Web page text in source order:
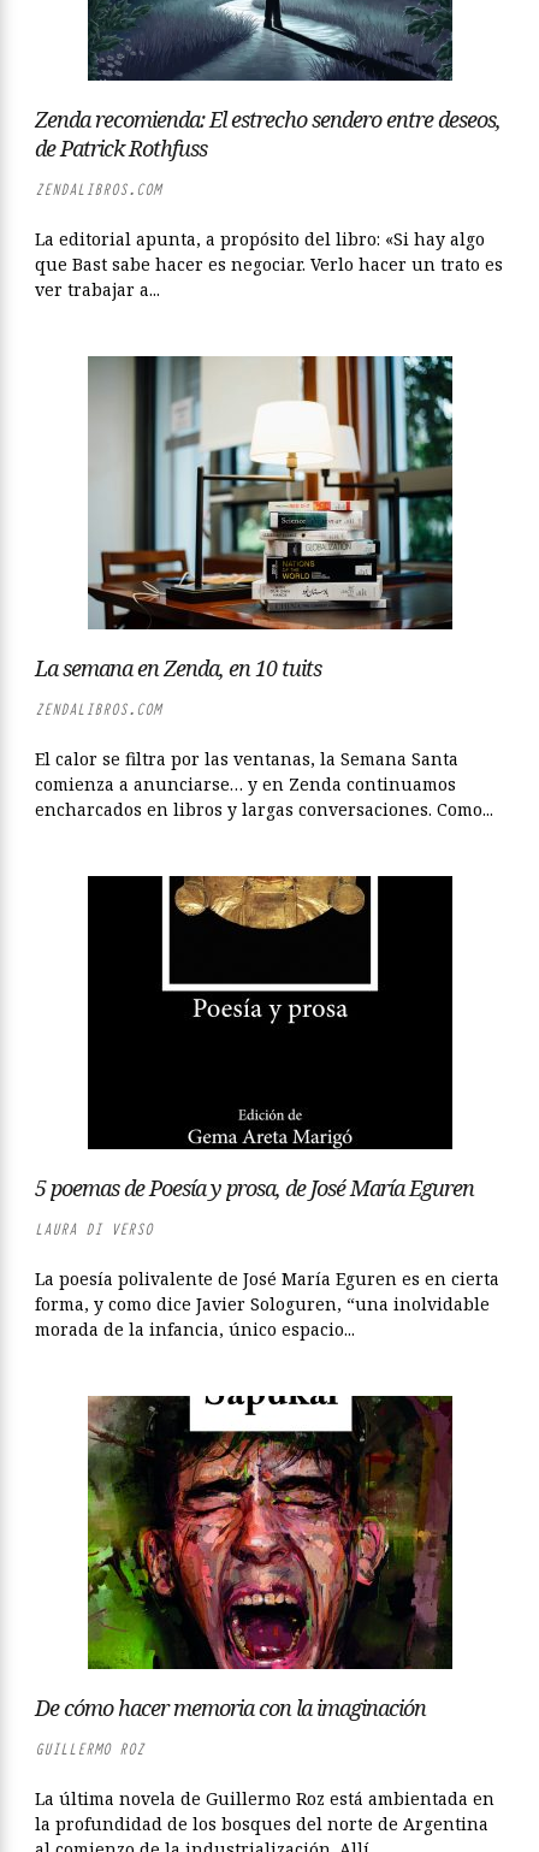
Zenda recomienda: El estrecho sendero entre deseos,
de Patrick Rothfuss
ZENDALIBROS.COM
La editorial apunta, a propósito del libro: «Si hay algo
que Bast sabe hacer es negociar. Verlo hacer un trato es
ver trabajar a...
La semana en Zenda, en 10 tuits
ZENDALIBROS.COM
El calor se filtra por las ventanas, la Semana Santa
comienza a anunciarse… y en Zenda continuamos
encharcados en libros y largas conversaciones. Como...
5 poemas de Poesía y prosa, de José María Eguren
LAURA DI VERSO
La poesía polivalente de José María Eguren es en cierta
forma, y como dice Javier Sologuren, “una inolvidable
morada de la infancia, único espacio...
De cómo hacer memoria con la imaginación
GUILLERMO ROZ
La última novela de Guillermo Roz está ambientada en
la profundidad de los bosques del norte de Argentina